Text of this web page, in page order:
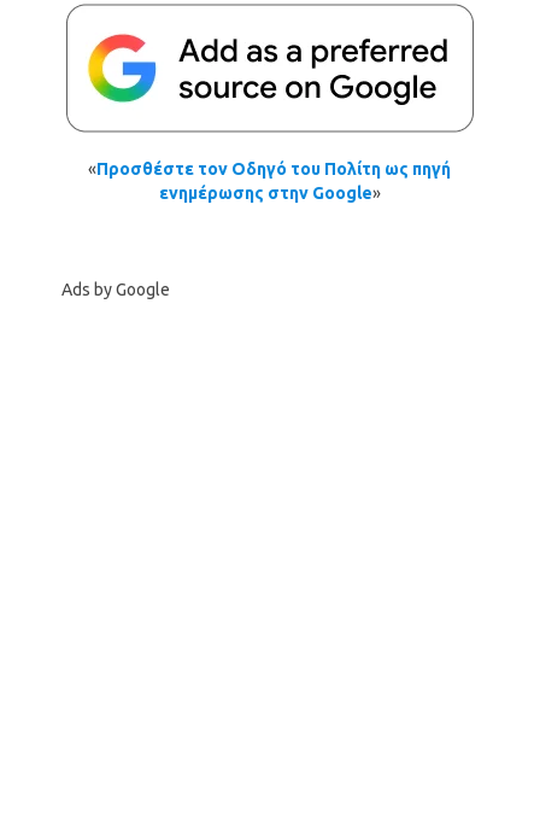
«Προσθέστε τον Οδηγό του Πολίτη ως πηγή
ενημέρωσης στην Google»
Ads by Google